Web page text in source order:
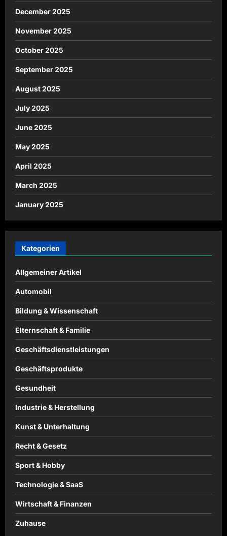
December 2025
November 2025
October 2025
September 2025
August 2025
July 2025
June 2025
May 2025
April 2025
March 2025
January 2025
Kategorien
Allgemeiner Artikel
Automobil
Bildung & Wissenschaft
Elternschaft & Familie
Geschäftsdienstleistungen
Geschäftsprodukte
Gesundheit
Industrie & Herstellung
Kunst & Unterhaltung
Recht & Gesetz
Sport & Hobby
Technologie & SaaS
Wirtschaft & Finanzen
Zuhause